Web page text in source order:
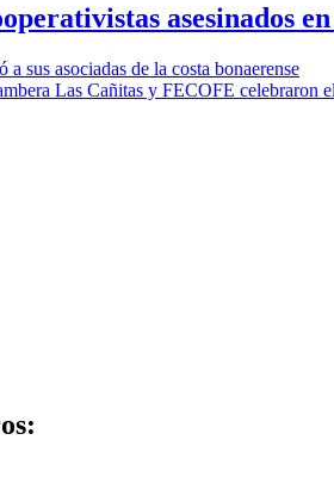
asesinados
sus asociadas de la costa bonaerense
Las Cañitas y FECOFE celebraron